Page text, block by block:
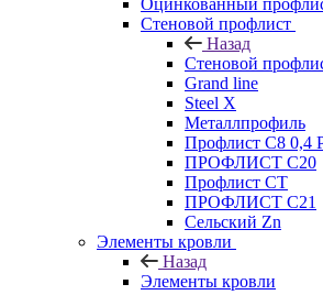
Оцинкованный
Стеновой профлист
Назад
Стеновой
Grand line
Steel X
Металлпрофиль
Профлист С8 0,4
ПРОФЛИСТ С20
Профлист СТ
ПРОФЛИСТ С21
Сельский Zn
Элементы кровли
Назад
Элементы кровли